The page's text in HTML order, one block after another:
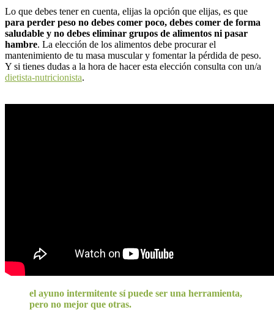
Lo que debes tener en cuenta, elijas la opción que elijas, es que
para perder peso no debes comer poco, debes comer de forma
saludable y no debes eliminar grupos de alimentos ni pasar
hambre. La elección de los alimentos debe procurar el
mantenimiento de tu masa muscular y fomentar la pérdida de peso.
Y si tienes dudas a la hora de hacer esta elección consulta con un/a
dietista-nutricionista.
el ayuno intermitente sí puede ser una herramienta,
pero no mejor que otras.